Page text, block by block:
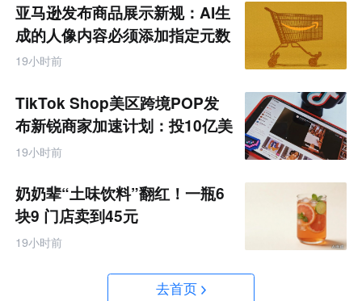
亚马逊发布商品展示新规：AI生
成的人像内容必须添加指定元数
据
19小时前
TikTok Shop美区跨境POP发
布新锐商家加速计划：投10亿美
金资源帮扶四类商家
19小时前
奶奶辈“土味饮料”翻红！一瓶6
块9 门店卖到45元
19小时前
去首页